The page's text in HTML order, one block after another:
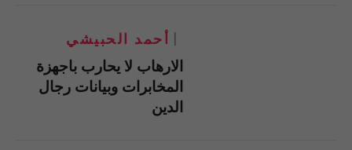
أحمد الحبيشي
الارهاب لا يحارب باجهزة
المخابرات وبيانات رجال
الدين